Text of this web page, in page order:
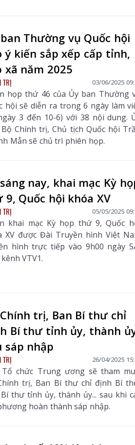
Thường vụ Quốc hội
ý kiến sắp xếp cấp tỉnh,
xã năm 2025
TRỊ 03/06/2025
họp thứ 46 của Ủy ban Thường
hội sẽ diễn ra trong 6 ngày làm
3 đến 10-6) với 38 nội dung.
Chính trị, Chủ tịch Quốc hội
Mẫn sẽ chủ trì phiên họp.
nay, khai mạc Kỳ
9, Quốc hội khóa XV
TRỊ 05/05/2025
khai mạc Kỳ họp thứ 9, Quốc
XV được Đài Truyền hình Việt
hình trực tiếp vào 9h00 ngày
VTV1.
trị, Ban Bí thư chỉ
Bí thư tỉnh ủy, thành
sáp nhập
TRỊ 26/04/2025
Tổ chức Trung ương sẽ tham
trị, Ban Bí thư chỉ định Bí
thư tỉnh ủy, thành ủy... sau khi
hoàn thành sáp nhập.
Báo Lai Châu Số 3246
Báo
ngày